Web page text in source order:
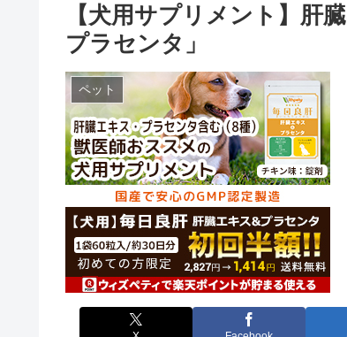
【犬用サプリメント】肝
プラセンタ」
ペット